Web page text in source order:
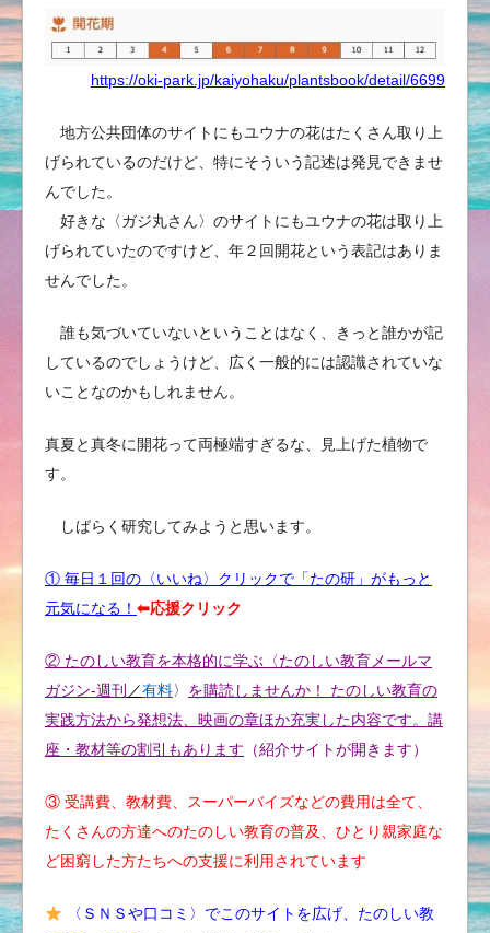
https://oki-park.jp/kaiyohaku/plantsbook/detail/6699
地方公共団体のサイトにもユウナの花はたくさん取り上
げられているのだけど、特にそういう記述は発見できませ
んでした。
好きな〈ガジ丸さん〉のサイトにもユウナの花は取り上
げられていたのですけど、年２回開花という表記はありま
せんでした。
誰も気づいていないということはなく、きっと誰かが記
しているのでしょうけど、広く一般的には認識されていな
いことなのかもしれません。
真夏と真冬に開花って両極端すぎるな、見上げた植物で
す。
しばらく研究してみようと思います。
① 毎日１回の〈いいね〉クリックで「たの研」がもっと
元気になる！ ⬅︎応援クリック
② たのしい教育を本格的に学ぶ〈たのしい教育メールマ
ガジン-週刊 ／有料〉 を購読しませんか！ たのしい教育の
実践方法から発想法、映画の章ほか充実した内容です。講
座・教材等の割引もあります （紹介サイトが開きます）
③ 受講費、教材費、スーパーバイズなどの費用は全て、
たくさんの方達へのたのしい教育の普及、ひとり親家庭な
ど困窮した方たちへの支援に利用されています
〈ＳＮＳや口コミ〉でこのサイトを広げ、たのしい教